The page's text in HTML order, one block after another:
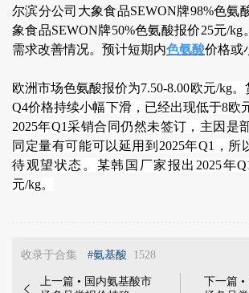
尔滨分公司大象食品SEWON牌98%色氨
象食品SEWON牌50%色氨酸报价25元/
需求改善情况。预计短期内色氨酸价格或
欧洲市场色氨酸报价为7.50-8.00欧元/kg
Q4价格持续小幅下滑，已经出现低于8欧
2025年Q1采销合同仍然未签订，主因是
同定量有可能可以延用到2025年Q1，所
待观望状态。某韩国厂家报出2025年
元/kg。
收录于合集 #氨基酸 1528

上一篇 • 国内氨基酸市
下一篇